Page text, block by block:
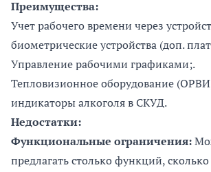
Преимущества:
Учет рабочего времени через
биометрические устройства (доп.
Управление рабочими графиками;.
Тепловизионное оборудование
индикаторы алкоголя в СКУД.
Недостатки:
Функциональные ограничения:
предлагать столько функций,